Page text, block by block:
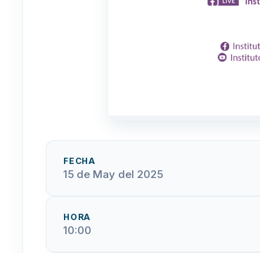
FECHA
15 de May del 2025
HORA
10:00